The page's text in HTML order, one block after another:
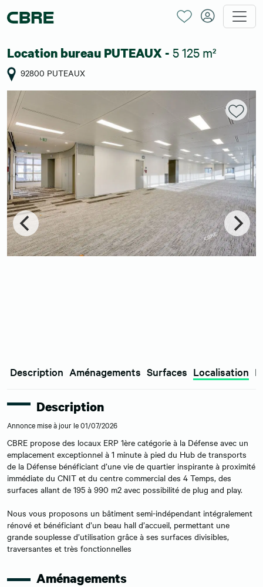
Location bureau PUTEAUX - 5 125 m²
92800 PUTEAUX
Description Aménagements Surfaces Localisation
Description
Annonce mise à jour le 01/07/2026
CBRE propose des locaux ERP 1ère catégorie à la Défense avec un
emplacement exceptionnel à 1 minute à pied du Hub de transports
de la Défense bénéficiant d’une vie de quartier inspirante à proximité
immédiate du CNIT et du centre commercial des 4 Temps, des
surfaces allant de 195 à 990 m2 avec possibilité de plug and play.
Nous vous proposons un bâtiment semi-indépendant intégralement
rénové et bénéficiant d’un beau hall d’accueil, permettant une
grande souplesse d’utilisation grâce à ses surfaces divisibles,
traversantes et très fonctionnelles
Aménagements